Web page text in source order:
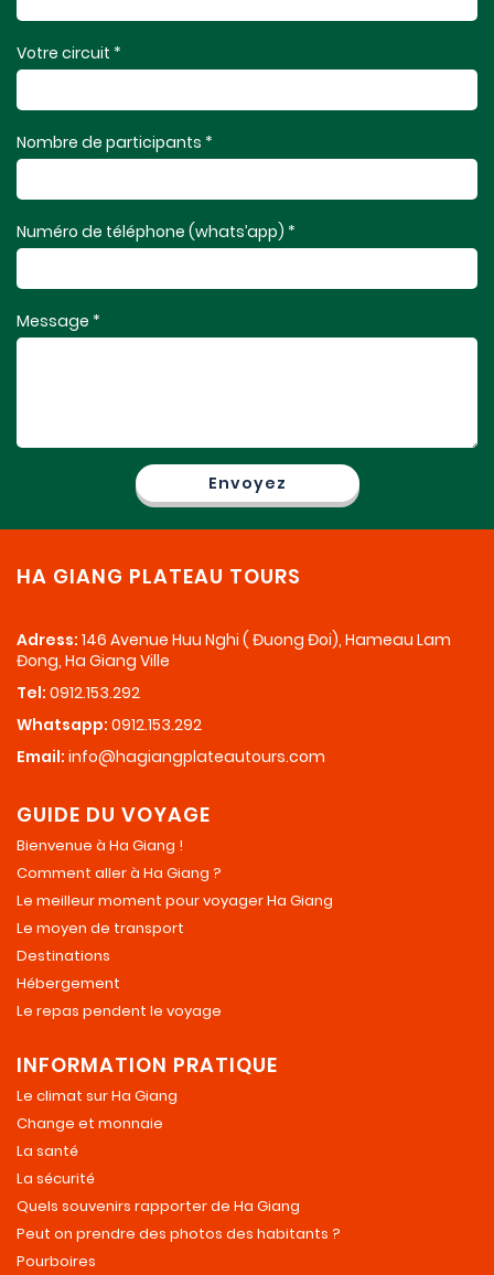
Votre circuit *
Nombre de participants *
Numéro de téléphone (whats’app) *
Message *
HA GIANG PLATEAU TOURS
Adress: 146 Avenue Huu Nghi ( Đuong Đoi), Hameau Lam
Đong, Ha Giang Ville
Tel: 0912.153.292
Whatsapp: 0912.153.292
Email: info@hagiangplateautours.com
GUIDE DU VOYAGE
Bienvenue à Ha Giang !
Comment aller à Ha Giang ?
Le meilleur moment pour voyager Ha Giang
Le moyen de transport
Destinations
Hébergement
Le repas pendent le voyage
INFORMATION PRATIQUE
Le climat sur Ha Giang
Change et monnaie
La santé
La sécurité
Quels souvenirs rapporter de Ha Giang
Peut on prendre des photos des habitants ?
Pourboires